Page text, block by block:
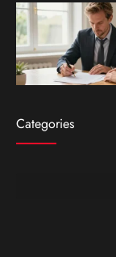
Categories